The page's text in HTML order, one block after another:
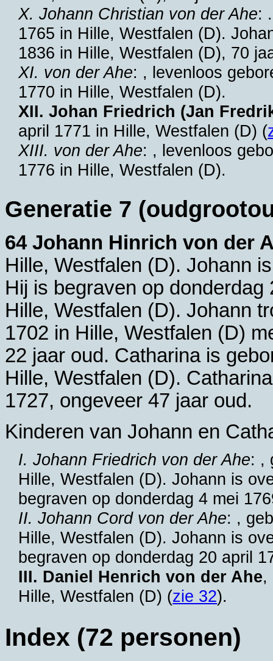
X. Johann Christian von der Ahe:
1765 in Hille, Westfalen (D).
1836 in Hille, Westfalen (D), 70
XI. von der Ahe: , levenloos
1770 in Hille, Westfalen (D).
XII. Johan Friedrich (Jan
april 1771 in Hille, Westfalen (D) (
XIII. von der Ahe: , levenloos
1776 in Hille, Westfalen (D).
Generatie 7
64 Johann Hinrich von der
Hille, Westfalen (D). Johann
Hij is begraven op donderdag
Hille, Westfalen (D). Johann
1702 in Hille, Westfalen (D)
22 jaar oud. Catharina is
Hille, Westfalen (D).
1727, ongeveer 47 jaar oud.
Kinderen van Johann en
I. Johann Friedrich von der Ahe: ,
Hille, Westfalen (D). Johann is
begraven op donderdag 4 mei
II. Johann Cord von der Ahe: ,
Hille, Westfalen (D). Johann is
begraven op donderdag 20 april
III. Daniel Henrich von der Ahe,
Hille, Westfalen (D) (zie 32).
Index (72 personen)